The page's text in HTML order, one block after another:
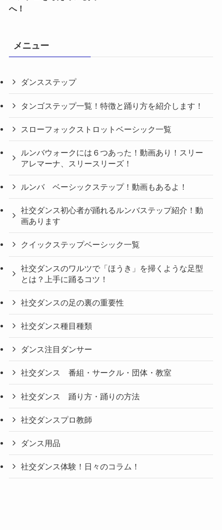
へ！
メニュー
ダンスステップ
タンゴステップ一覧！特徴と踊り方を紹介します！
スローフォックストロットベーシック一覧
ルンバウォークには６つあった！動画あり！スリー
アレマーナ、スリースリーズ！
ルンバ ベーシックステップ！動画もあるよ！
社交ダンス初心者が踊れるルンバステップ紹介！動
画あります
クイックステップベーシック一覧
社交ダンスのワルツで「ほうき」を掃くような足型
とは？上手に踊るコツ！
社交ダンスの足の裏の重要性
社交ダンス種目種類
ダンス注目ダンサー
社交ダンス 番組・サークル・団体・教室
社交ダンス 踊り方・踊りの方法
社交ダンスプロ教師
ダンス用品
社交ダンス体験！日々のコラム！